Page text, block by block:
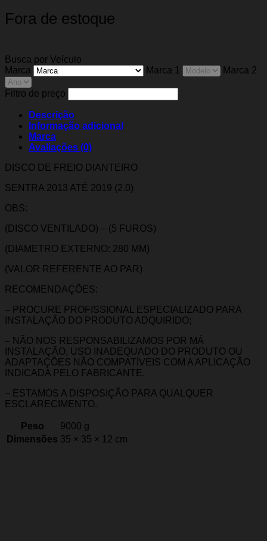
Fora de estoque
Busca por Veículo
Marca
Marca 1 Marca 2
Filtro de preço
Descrição
Informação adicional
Marca
Avaliações (0)
DISCO DE FREIO DIANTEIRO
SENTRA 2013 ATÉ 2019 (2.0)
OBS:
(DISCO VENTILADO) – (5 FUROS)
(DIAMETRO EXTERNO: 280 MM)
(VALOR REFERENTE AO PAR)
RECOMENDAÇÕES:
– PROCURE PROFISSIONAL ESPECIALIZADO PARA
INSTALAÇÃO DO PRODUTO ADQUIRIDO;
– NÃO NOS RESPONSABILIZAMOS POR MÁ
INSTALAÇÃO, USO INADEQUADO DO PRODUTO OU
ADAPTAÇÕES NÃO COMPATÍVEIS COM A APLICAÇÃO
INDICADA PELO FABRICANTE.
– ESTAMOS A DISPOSIÇÃO PARA QUALQUER
ESCLARECIMENTO.
Peso
9000 g
Dimensões 35 × 35 × 12 cm